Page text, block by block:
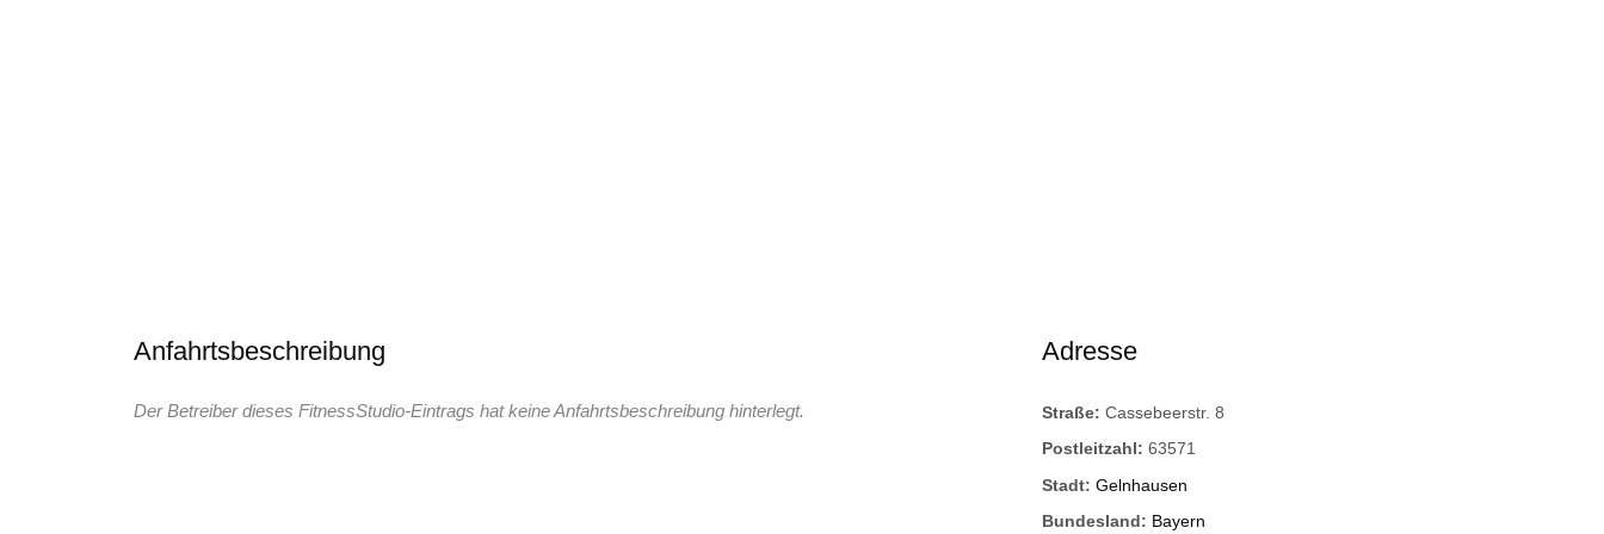
Anfahrtsbeschreibung
Der Betreiber dieses FitnessStudio-Eintrags hat keine Anfahrtsbeschreibung hinterlegt.
Adresse
Straße:Cassebeerstr. 8
Postleitzahl:63571
Stadt:Gelnhausen
Bundesland: Bayern